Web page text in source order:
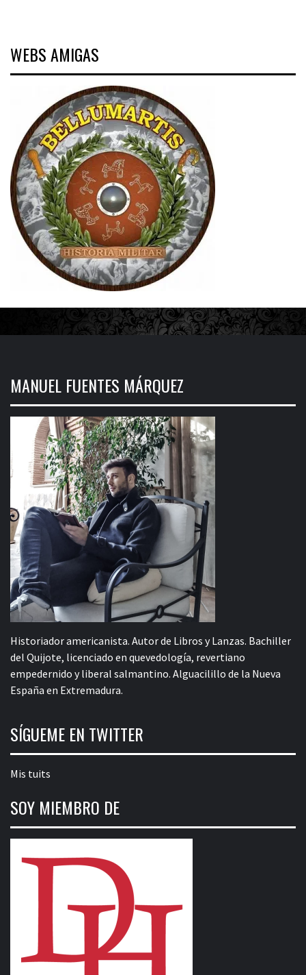
WEBS AMIGAS
MANUEL FUENTES MÁRQUEZ
Historiador americanista. Autor de Libros y Lanzas. Bachiller
del Quijote, licenciado en quevedología, revertiano
empedernido y liberal salmantino. Alguacilillo de la Nueva
España en Extremadura.
SÍGUEME EN TWITTER
Mis tuits
SOY MIEMBRO DE